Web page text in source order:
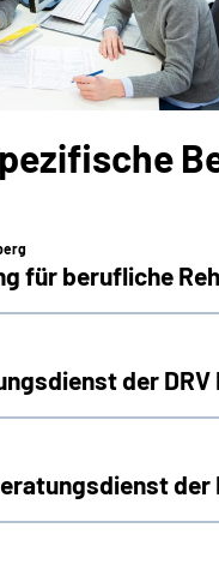
für berufliche
der DRV